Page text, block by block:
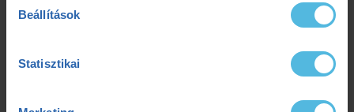
Beállítások
Statisztikai
teljesítménydiagnosztika